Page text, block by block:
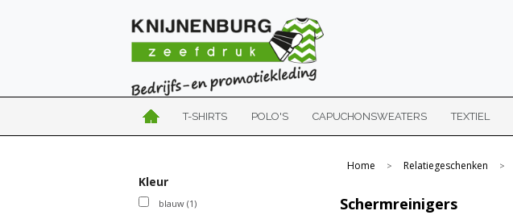
T-SHIRTS POLO'S CAPUCHONSWEATERS TEXTIEL
Kleur
blauw (1)
Home > Relatiegeschenken >
Schermreinigers